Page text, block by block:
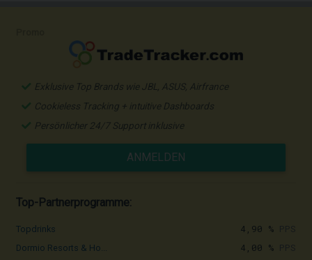
Exklusive Top Brands wie JBL, ASUS, Airfrance
Cookieless Tracking + intuitive Dashboards
Persönlicher 24/7 Support inklusive
ANMELDEN
Top-Partnerprogramme:
Topdrinks 4,90 %
Dormio Resorts & Ho... 4,00 %